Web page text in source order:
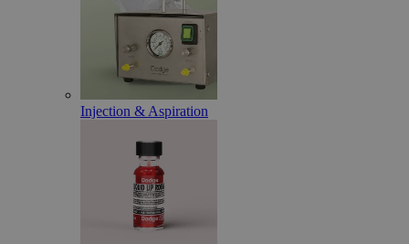
Injection & Aspiration